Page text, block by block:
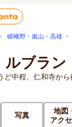
嵯峨野・嵐山・高雄 >
ブラン
中程、仁和寺から
写真
地図
アク